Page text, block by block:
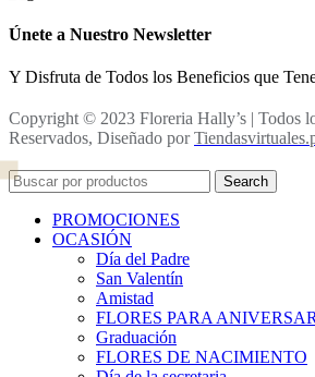
Únete a Nuestro Newsletter
Y Disfruta de Todos los Beneficios que
Copyright © 2023 Floreria Hally’s | Todos
Reservados, Diseñado por
Search
PROMOCIONES
OCASIÓN
Día del Padre
San Valentín
Amistad
FLORES PARA
Graduación
FLORES DE NACIMIENTO